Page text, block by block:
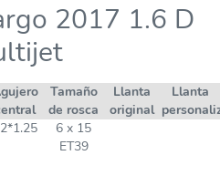
2017 1.6 D
Tamaño
de rosca
Llanta
original
Llanta
6 x 15
ET39